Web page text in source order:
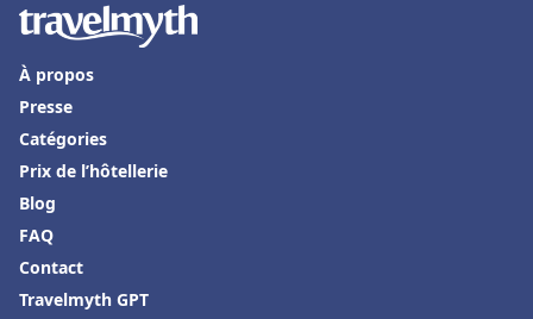
À propos
Presse
Catégories
Prix de l’hôtellerie
Blog
FAQ
Contact
Travelmyth GPT